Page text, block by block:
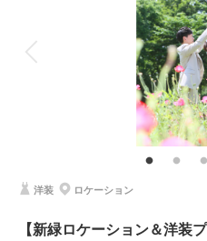
デ
会
家族用衣
その他
六つ切プリントをデータ渡しに変更し
ドレスで素敵なフォトを残しましょう♪
タキシード、ドレス（白orカラー）
なったプランです。たくさん撮影し
洋装 ロケーション
【新緑ロケーション＆洋装